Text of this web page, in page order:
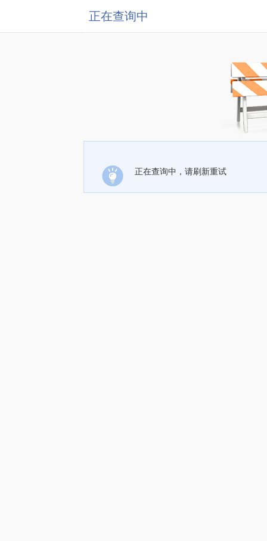
正在查询中
正在查询中，请刷新重试